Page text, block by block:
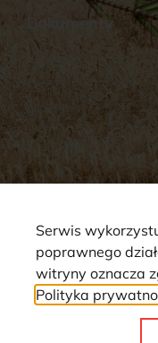
Dokumenty
Regulamin
Polityka prywatności
Reklamacje i zwroty
Strona wykorzystuje
Serwis
poprawnego
witryny oznacza
Polityka